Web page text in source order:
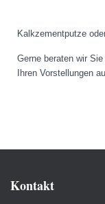
Kalkzementputze
Gerne beraten wir
Ihren Vorstellungen
Kontakt